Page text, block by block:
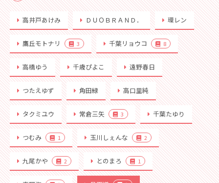
高井戸あけみ ＤＵＯＢＲＡＮＤ． 環レン
鷹丘モトナリ 3 千葉リョウコ 8
高橋ゆう 千歳ぴよこ 遠野春日
つたえゆず 角田緑 高口里純
タクミユウ 常倉三矢 3 千葉たゆり
つむみ 1 玉川しぇんな 2
九尾かや 2 とのまろ 1